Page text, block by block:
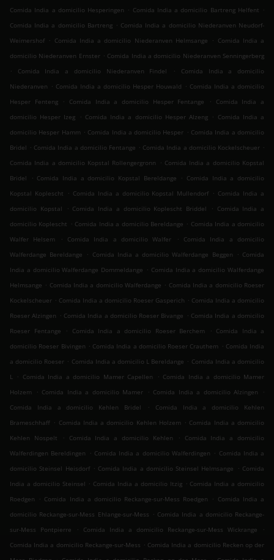
Comida India a domicilio Hesperingen . Comida India a domicilio Bartreng Helfent .
Comida India a domicilio Bartreng . Comida India a domicilio Niederanven Neudorf-
Weimershof . Comida India a domicilio Niederanven Helmsange . Comida India a
domicilio Niederanven Ernster . Comida India a domicilio Niederanven Senningerberg
.
Comida India a domicilio Niederanven Findel .
Comida India a domicilio
Niederanven . Comida India a domicilio Hesper Houwald . Comida India a domicilio
Hesper Fenteng
. Comida India a domicilio Hesper Fentange .
Comida India a
domicilio Hesper Izeg
. Comida India a domicilio Hesper Alzeng . Comida India a
domicilio Hesper Hamm . Comida India a domicilio Hesper . Comida India a domicilio
Bridel . Comida India a domicilio Fentange . Comida India a domicilio Kockelscheuer .
Comida India a domicilio Kopstal Rollengergronn
. Comida India a domicilio Kopstal
Bridel
. Comida India a domicilio Kopstal Bereldange . Comida India a domicilio
Kopstal Koplescht
. Comida India a domicilio Kopstal Mullendorf . Comida India a
domicilio Kopstal
. Comida India a domicilio Koplescht Briddel . Comida India a
domicilio Koplescht . Comida India a domicilio Bereldange . Comida India a domicilio
Walfer Helsem
. Comida India a domicilio Walfer .
Comida India a domicilio
Walferdange Bereldange
. Comida India a domicilio Walferdange Beggen . Comida
India a domicilio Walferdange Dommeldange . Comida India a domicilio Walferdange
Helmsange . Comida India a domicilio Walferdange . Comida India a domicilio Roeser
Kockelscheuer . Comida India a domicilio Roeser Gasperich . Comida India a domicilio
Roeser Alzingen . Comida India a domicilio Roeser Bivange . Comida India a domicilio
Roeser Fentange
. Comida India a domicilio Roeser Berchem . Comida India a
domicilio Roeser Bivingen . Comida India a domicilio Roeser Crauthem . Comida India
a domicilio Roeser . Comida India a domicilio L Bereldange . Comida India a domicilio
L . Comida India a domicilio Mamer Capellen . Comida India a domicilio Mamer
Holzem
. Comida India a domicilio Mamer . Comida India a domicilio Alzingen
.
Comida India a domicilio Kehlen Bridel
.
Comida India a domicilio Kehlen
Brameschhaff . Comida India a domicilio Kehlen Holzem . Comida India a domicilio
Kehlen Nospelt
. Comida India a domicilio Kehlen .
Comida India a domicilio
Walferdingen Bereldingen
. Comida India a domicilio Walferdingen . Comida India a
domicilio Steinsel Heisdorf . Comida India a domicilio Steinsel Helmsange . Comida
India a domicilio Steinsel . Comida India a domicilio Itzig . Comida India a domicilio
Roedgen
. Comida India a domicilio Reckange-sur-Mess Roedgen . Comida India a
domicilio Reckange-sur-Mess Ehlange-sur-Mess . Comida India a domicilio Reckange-
sur-Mess Pontpierre
. Comida India a domicilio Reckange-sur-Mess Wickrange
.
Comida India a domicilio Reckange-sur-Mess . Comida India a domicilio Recken op der